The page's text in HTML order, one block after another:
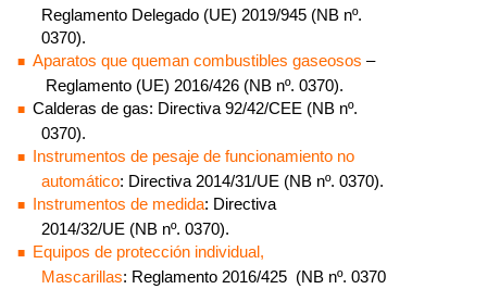
Reglamento Delegado (UE) 2019/945 (NB nº.
0370).
Aparatos que queman combustibles gaseosos –
Reglamento (UE) 2016/426 (NB nº. 0370).
Calderas de gas: Directiva 92/42/CEE (NB nº.
0370).
Instrumentos de pesaje de funcionamiento no
automático: Directiva 2014/31/UE (NB nº. 0370).
Instrumentos de medida: Directiva
2014/32/UE (NB nº. 0370).
Equipos de protección individual,
Mascarillas: Reglamento 2016/425 (NB nº. 0370